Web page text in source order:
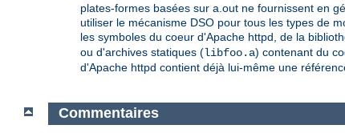
plates-formes basées sur a.out ne fournissent en
utiliser le mécanisme DSO pour tous les types de
les symboles du coeur d'Apache httpd, de la
ou d'archives statiques (libfoo.a) contenant du
d'Apache httpd contient déjà lui-même une
Commentaires